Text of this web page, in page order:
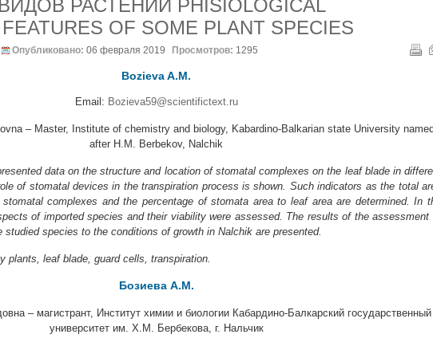
РАСТЕНИЙ PHISIOLOGICAL
OF SOME PLANT SPECIES
Опубликовано: 06 февраля 2019 Просмотров: 1295
Bozieva A.M.
Email: Bozieva59@scientifictext.ru
– Master, Institute of chemistry and biology, Kabardino-Balkarian state University named
after H.M. Berbekov, Nalchik
data on the structure and location of stomatal complexes on the leaf blade in
of stomatal devices in the transpiration process is shown. Such indicators as the total
complexes and the percentage of stomata area to leaf area are determined. In
of imported species and their viability were assessed. The results of the assessment
species to the conditions of growth in Nalchik are presented.
plants, leaf blade, guard cells, transpiration.
Бозиева А.М.
– магистрант, Институт химии и биологии Кабардино-Балкарский государственный
университет им. Х.М. Бербекова, г. Нальчик